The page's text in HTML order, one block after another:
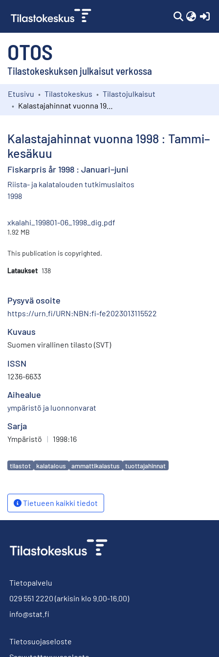
OTOS
Tilastokeskuksen julkaisut verkossa
Kokoelmat
Etusivu Tilastokeskus
Tilastojulkaisut
Kalastajahinnat vuonna 1998 : Tammi–
kesäkuu
Fiskarpris år 1998 : Januari–juni
Riista- ja kalatalouden tutkimuslaitos
1998
xkalahi_199801-06_1998_dig.pdf
1.92 MB
This publication is copyrighted.
Lataukset 138
Pysyvä osoite
https://urn.fi/URN:NBN:fi-fe2023013115522
Kuvaus
Suomen virallinen tilasto (SVT)
ISSN
1236-6633
Aihealue
ympäristö ja luonnonvarat
Sarja
Ympäristö | 1998:16
Avainsanat
tilastot kalatalous ammattikalastus tuottajahinnat
Tietueen kaikki tiedot
Tietopalvelu
029 551 2220 (arkisin klo 9.00-16.00)
info@stat.fi
Tietosuojaseloste